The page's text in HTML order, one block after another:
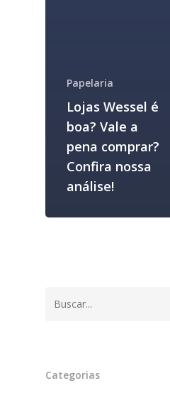
Papelaria
Lojas Wessel é
boa? Vale a
pena comprar?
Confira nossa
análise!
Categorias